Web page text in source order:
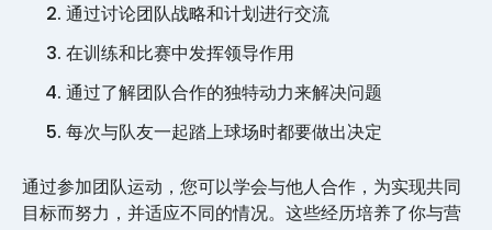
通过讨论团队战略和计划进行交流
在训练和比赛中发挥领导作用
通过了解团队合作的独特动力来解决问题
每次与队友一起踏上球场时都要做出决定
通过参加团队运动，您可以学会与他人合作，为实现共同
目标而努力，并适应不同的情况。这些经历培养了你与营